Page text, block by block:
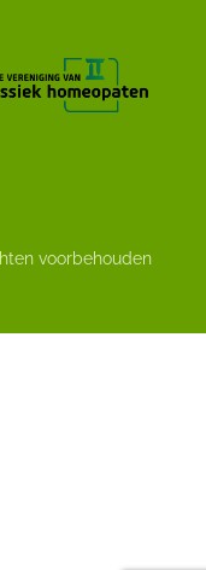
voorbehouden